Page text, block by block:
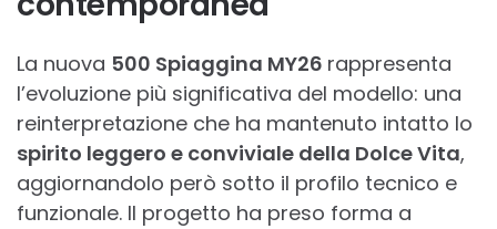
La nuova 500 Spiaggina MY26 rappresenta
l’evoluzione più significativa del modello: una
reinterpretazione che ha mantenuto intatto lo
spirito leggero e conviviale della Dolce Vita,
aggiornandolo però sotto il profilo tecnico e
funzionale. Il progetto ha preso forma a